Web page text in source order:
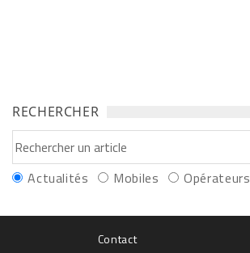
RECHERCHER
Actualités Mobiles Opérateurs
Contact